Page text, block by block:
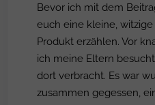
Bevor ich mit dem
euch eine kleine,
Produkt erzählen. Vor
ich meine Eltern
dort verbracht. Es war
zusammen gegessen,